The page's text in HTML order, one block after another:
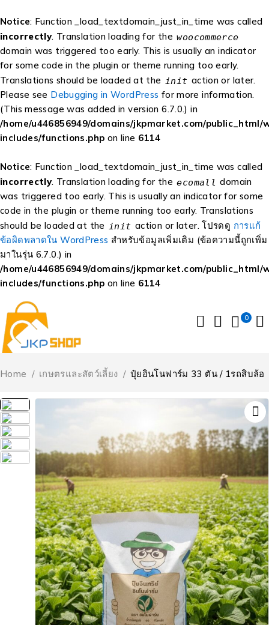
Notice: Function _load_textdomain_just_in_time was called
incorrectly. Translation loading for the woocommerce
domain was triggered too early. This is usually an indicator
for some code in the plugin or theme running too early.
Translations should be loaded at the init action or later.
Please see Debugging in WordPress for more information.
(This message was added in version 6.7.0.) in
/home/u446856949/domains/jkpmarket.com/public_html/
includes/functions.php on line 6114
Notice: Function _load_textdomain_just_in_time was called
incorrectly. Translation loading for the ecomall domain
was triggered too early. This is usually an indicator for some
code in the plugin or theme running too early. Translations
should be loaded at the init action or later. โปรดดู การแก้
ข้อผิดพลาดใน WordPress สำหรับข้อมูลเพิ่มเติม (ข้อความนี้ถูกเพิ่ม
มาในรุ่น 6.7.0.) in
/home/u446856949/domains/jkpmarket.com/public_html/
includes/functions.php on line 6114
0
Home / เกษตรและสัตว์เลี้ยง / ปุ๋ยอินโนฟาร์ม 33 ตัน / 1รถสิบล้อ